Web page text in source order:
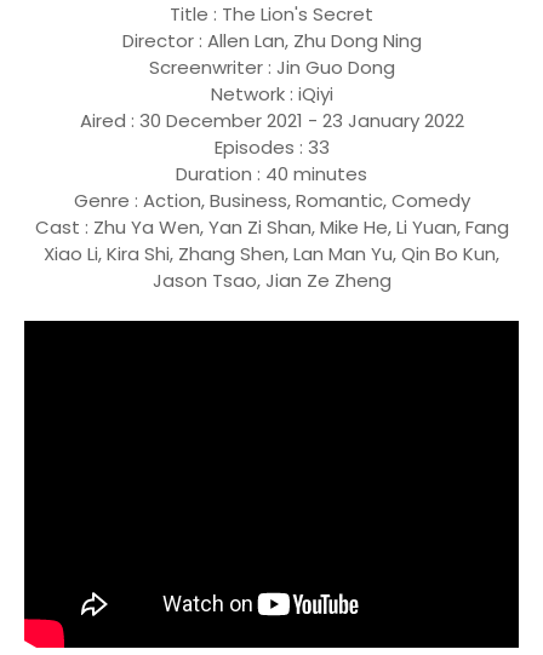
Title : The Lion's Secret
Director : Allen Lan, Zhu Dong Ning
Screenwriter : Jin Guo Dong
Network : iQiyi
Aired : 30 December 2021 - 23 January 2022
Episodes : 33
Duration : 40 minutes
Genre : Action, Business, Romantic, Comedy
Cast : Zhu Ya Wen, Yan Zi Shan, Mike He, Li Yuan, Fang
Xiao Li, Kira Shi, Zhang Shen, Lan Man Yu, Qin Bo Kun,
Jason Tsao, Jian Ze Zheng